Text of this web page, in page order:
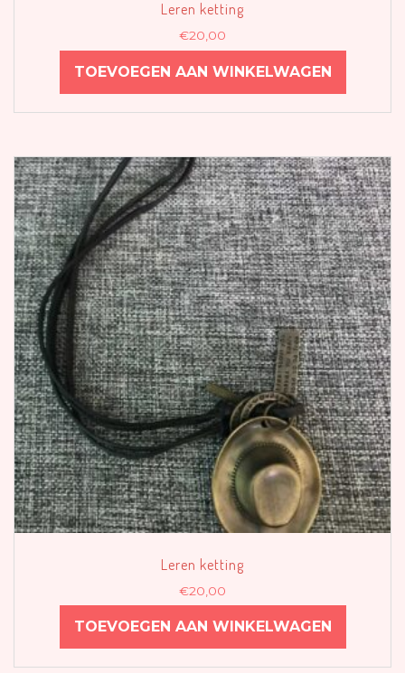
Leren ketting
€20,00
TOEVOEGEN AAN WINKELWAGEN
Leren ketting
€20,00
TOEVOEGEN AAN WINKELWAGEN